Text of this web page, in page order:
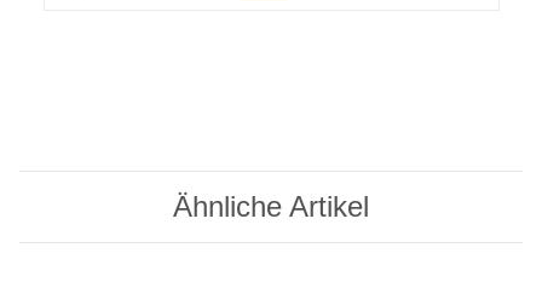
Ähnliche Artikel